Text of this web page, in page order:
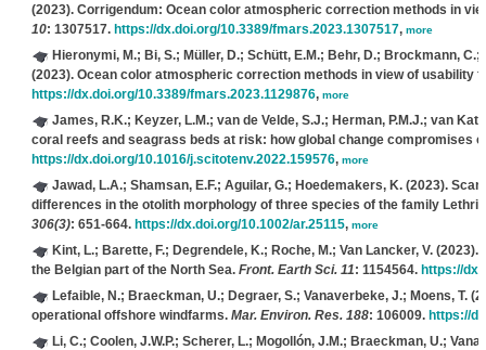
(2023). Corrigendum: Ocean color atmospheric correction methods in
10: 1307517. https://dx.doi.org/10.3389/fmars.2023.1307517, more
Hieronymi, M.; Bi, S.; Müller, D.; Schütt, E.M.; Behr, D.; Brockmann,
(2023). Ocean color atmospheric correction methods in view of usability
https://dx.doi.org/10.3389/fmars.2023.1129876, more
James, R.K.; Keyzer, L.M.; van de Velde, S.J.; Herman, P.M.J.; van
coral reefs and seagrass beds at risk: how global change compromises
https://dx.doi.org/10.1016/j.scitotenv.2022.159576, more
Jawad, L.A.; Shamsan, E.F.; Aguilar, G.; Hoedemakers, K.(2023).
differences in the otolith morphology of three species of the family
306(3): 651-664. https://dx.doi.org/10.1002/ar.25115, more
Kint, L.; Barette, F.; Degrendele, K.; Roche, M.; Van Lancker, V.(2023).
the Belgian part of the North Sea. Front. Earth Sci. 11: 1154564. https://
Lefaible, N.; Braeckman, U.; Degraer, S.; Vanaverbeke, J.; Moens, T.
operational offshore windfarms. Mar. Environ. Res. 188: 106009. https://
Li, C.; Coolen, J.W.P.; Scherer, L.; Mogollón, J.M.; Braeckman, U.;